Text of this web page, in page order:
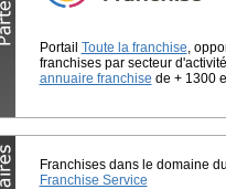
Portail Toute la franchise,
franchises par secteur
annuaire franchise de + 1300
Franchises dans le domaine
Franchise Service